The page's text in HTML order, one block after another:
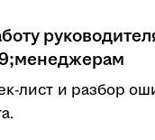
лист и разбор